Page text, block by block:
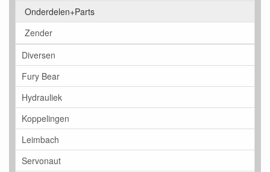
Onderdelen+Parts
Zender
Diversen
Fury Bear
Hydrauliek
Koppelingen
Leimbach
Servonaut